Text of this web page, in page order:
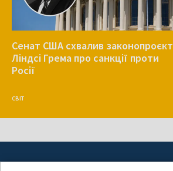
Сенат США схвалив законопроєкт
Ліндсі Грема про санкції проти
Росії
СВІТ